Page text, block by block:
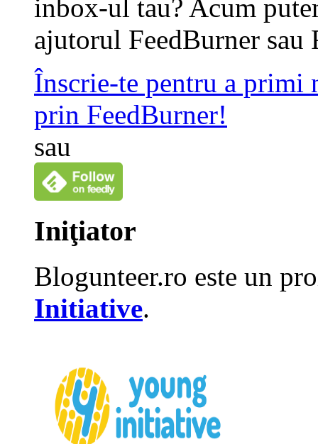
inbox-ul tau? Acum
ajutorul FeedBurner sau
Înscrie-te pentru a primi
prin FeedBurner!
sau
Iniţiator
Blogunteer.ro este un
Initiative.